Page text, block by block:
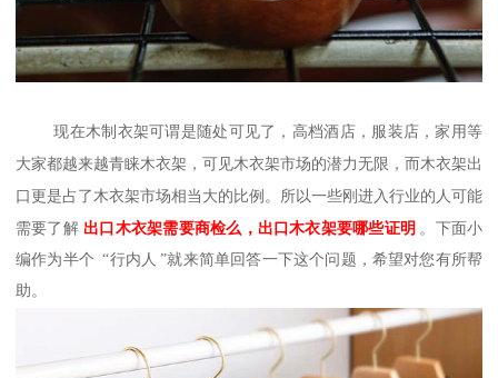
现在木制衣架可谓是随处可见了，高档酒店，服装店，家用等
大家都越来越青睐木衣架，可见木衣架市场的潜力无限，而木衣架出
口更是占了木衣架市场相当大的比例。所以一些刚进入行业的人可能
需要了解 出口木衣架需要商检么，出口木衣架要哪些证明 。下面小
编作为半个 “行内人 ”就来简单回答一下这个问题，希望对您有所帮
助。